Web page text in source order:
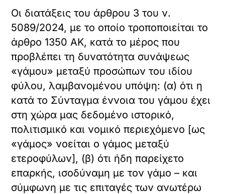
Οι διατάξεις του άρθρου 3 του ν.
5089/2024, με το οποίο τροποποιείται το
άρθρο 1350 ΑΚ, κατά το μέρος που
προβλέπει τη δυνατότητα συνάψεως
«γάμου» μεταξύ προσώπων του ιδίου
φύλου, λαμβανομένου υπόψη: (α) ότι η
κατά το Σύνταγμα έννοια του γάμου έχει
στη χώρα μας δεδομένο ιστορικό,
πολιτισμικό και νομικό περιεχόμενο [ως
«γάμος» νοείται ο γάμος μεταξύ
ετεροφύλων], (β) ότι ήδη παρείχετο
επαρκής, ισοδύναμη με τον γάμο – και
σύμφωνη με τις επιταγές των ανωτέρω